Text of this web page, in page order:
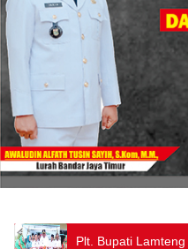
Plt. Bupati